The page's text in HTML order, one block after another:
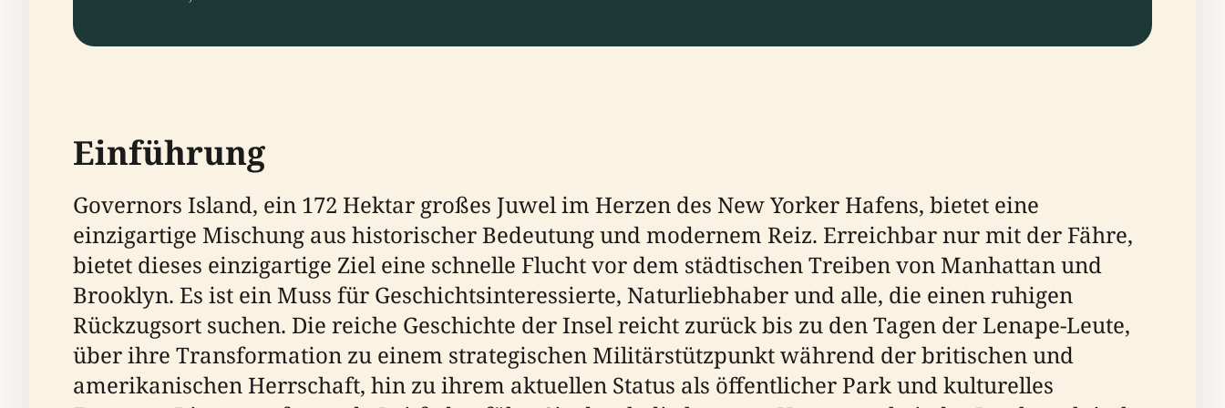
Einführung
Governors Island, ein 172 Hektar großes Juwel im Herzen des New Yorker Hafens, bietet eine
einzigartige Mischung aus historischer Bedeutung und modernem Reiz. Erreichbar nur mit der Fähre,
bietet dieses einzigartige Ziel eine schnelle Flucht vor dem städtischen Treiben von Manhattan und
Brooklyn. Es ist ein Muss für Geschichtsinteressierte, Naturliebhaber und alle, die einen ruhigen
Rückzugsort suchen. Die reiche Geschichte der Insel reicht zurück bis zu den Tagen der Lenape-Leute,
über ihre Transformation zu einem strategischen Militärstützpunkt während der britischen und
amerikanischen Herrschaft, hin zu ihrem aktuellen Status als öffentlicher Park und kulturelles